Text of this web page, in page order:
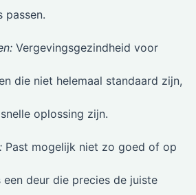
passen.
Vergevingsgezindheid voor
die niet helemaal standaard zijn,
oplossing zijn.
Past mogelijk niet zo goed of op
een deur die precies de juiste